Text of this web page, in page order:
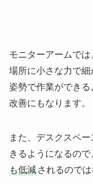
モニターアームで
場所に小さな力で
姿勢で作業ができ
改善にもなります。
また、デスクスペ
きるようになるの
も低減されるのでは